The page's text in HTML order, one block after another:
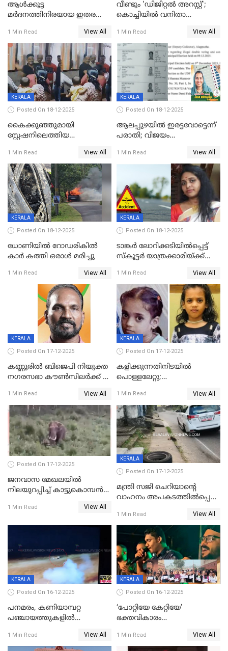
ആൾക്കൂട്ട
മർദനത്തിനിരയായ ഇതര
നടുക്കുന്ന സംഭവം
വാളയാറിൽ
1 Min Read View All
വീണ്ടും 'ഡിജിറ്റല്‍ അറസ്റ്റ്';
കൊച്ചിയില്‍ വനിതാ
കോടി രൂപ
1 Min Read View All
KERALA
Posted On 18-12-2025
കൈക്കുഞ്ഞുമായി
സ്റ്റേഷനിലെത്തിയ
കരണത്തടിച്ചു; CC ടിവി
ദൃശ്യങ്ങൾ പുറത്ത്
1 Min Read View All
KERALA
Posted On 18-12-2025
ആലപ്പുഴയിൽ ഇരട്ടവോട്ടെന്ന്
പരാതി; വിജയം
വാർഡിലെ എൽഡിഎഫ്
സ്ഥാനാർത്ഥി
1 Min Read View All
KERALA
Posted On 18-12-2025
ധോണിയിൽ റോഡരികിൽ
കാർ കത്തി ഒരാൾ മരിച്ചു
1 Min Read View All
KERALA
Posted On 18-12-2025
ടാങ്കർ ലോറിക്കടിയിൽപ്പെട്ട്
സ്കൂട്ടർ യാത്രക്കാരിയ്ക്ക്
കണ്ടോത്ത് ദേശീയ പാതയിൽ
1 Min Read View All
KERALA
Posted On 17-12-2025
കണ്ണൂരിൽ ബിജെപി നിയുക്ത
നഗരസഭാ കൗൺസിലർക്ക് 36
1 Min Read View All
KERALA
Posted On 17-12-2025
കളിക്കുന്നതിനിടയിൽ
പൊള്ളലേറ്റു;
ക്ലാസ് വിദ്യാർത്ഥിനി മരിച്ചു
1 Min Read View All
Posted On 17-12-2025
ജനവാസ മേഖലയില്‍
നിലയുറപ്പിച്ച് കാട്ടുകൊമ്പന്‍
1 Min Read View All
KERALA
Posted On 17-12-2025
മന്ത്രി സജി ചെറിയാന്റെ
വാഹനം അപകടത്തിൽപ്പെട്ടു;
രക്ഷപ്പെട്ടത് തലനാരിടയ്ക്ക്
1 Min Read View All
KERALA
Posted On 16-12-2025
പനമരം, കണിയാമ്പറ്റ
പഞ്ചായത്തുകളിൽ
സ്ഥാപനങ്ങൾക്ക് അവധി
1 Min Read View All
KERALA
Posted On 16-12-2025
‘പോറ്റിയേ കേറ്റിയേ’
ഭക്തവികാരം
ഡിജിപിക്ക് പരാതി; ശക്തമായ
നടപടി വേണമെന്നു
1 Min Read View All